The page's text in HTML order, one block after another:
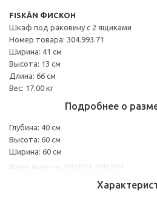
FISKÅN ФИСКОН
Шкаф под раковину с 2 ящиками
Номер товара: 304.993.71
Ширина: 41 см
Высота: 13 см
Длина: 66 см
Вес: 17.00 кг
Подробнее о
Глубина: 40 см
Высота: 60 см
Ширина: 60 см